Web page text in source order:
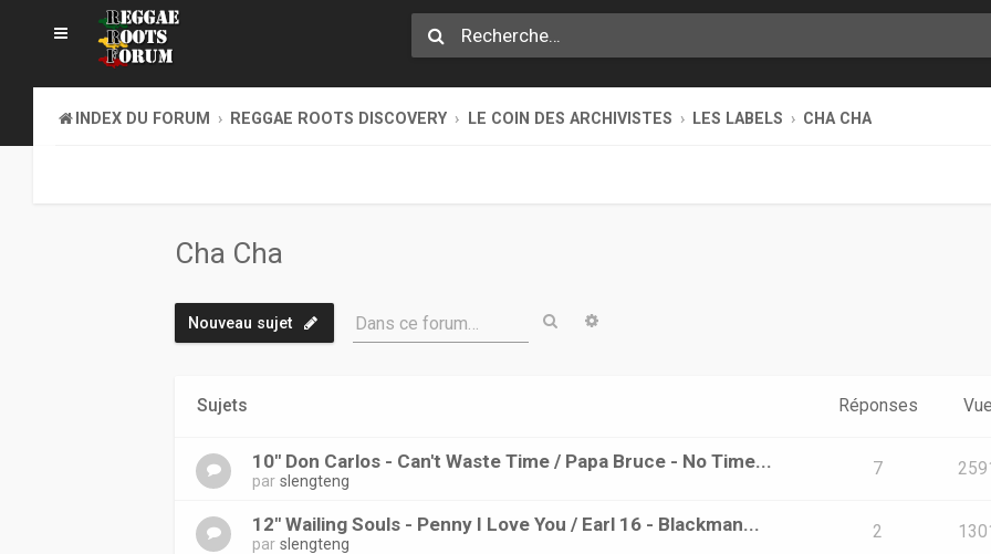
INDEX DU FORUM REGGAE ROOTS DISCOVERY LE COIN DES ARCHIVISTES LES LABELS CHA CHA
Cha Cha
Nouveau sujet Dans ce forum… Rechercher
Sujets Réponses
10" Don Carlos - Can't Waste Time / Papa Bruce - No Time...
parslengteng
7
12" Wailing Souls - Penny I Love You / Earl 16 - Blackman...
parslengteng
2